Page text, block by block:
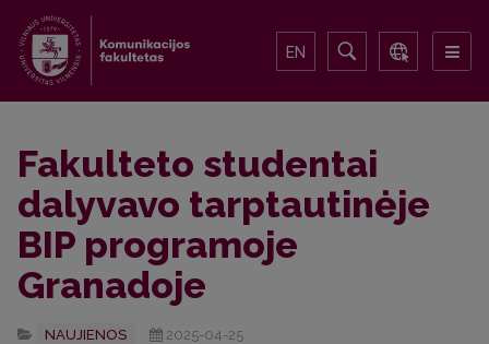
EN
Fakulteto studentai
dalyvavo tarptautinėje
BIP programoje
Granadoje
NAUJIENOS 2025-04-25